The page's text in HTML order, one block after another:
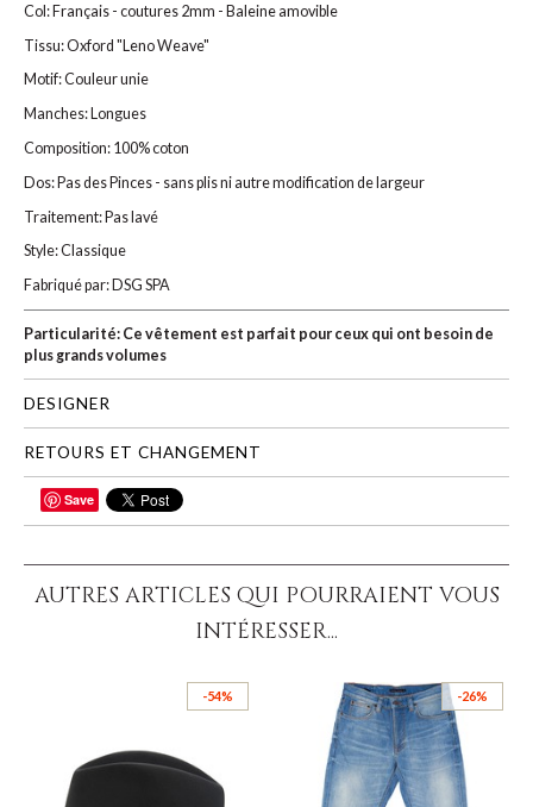
Col: Français - coutures 2mm - Baleine amovible
Tissu: Oxford "Leno Weave"
Motif: Couleur unie
Manches: Longues
Composition: 100% coton
Dos: Pas des Pinces - sans plis ni autre modification de largeur
Traitement: Pas lavé
Style: Classique
Fabriqué par: DSG SPA
Particularité: Ce vêtement est parfait pour ceux qui ont besoin de
plus grands volumes
DESIGNER
RETOURS ET CHANGEMENT
PARTAGER
Save
AUTRES ARTICLES QUI POURRAIENT VOUS
INTÉRESSER...
-54% -26%